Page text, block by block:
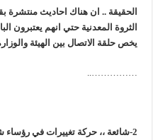
الحقيقة .. ان هناك احاديث منتشرة
الثروة المعدنية حتي انهم يعتبرون
يخص حلقة الاتصال بين الهيئة
……………..
2-شائعة ،، حركة تغييرات في رؤساء